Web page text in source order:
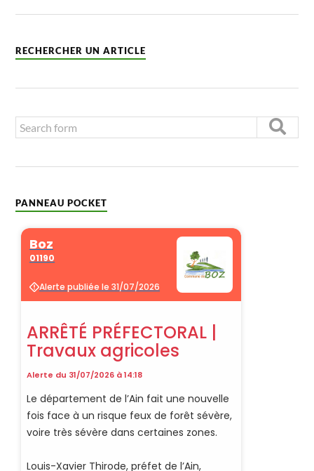
RECHERCHER UN ARTICLE
PANNEAU POCKET